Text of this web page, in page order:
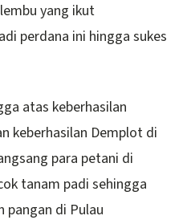
yang ikut
perdana ini hingga sukes
atas keberhasilan
keberhasilan Demplot di
para petani di
tanam padi sehingga
pangan di Pulau